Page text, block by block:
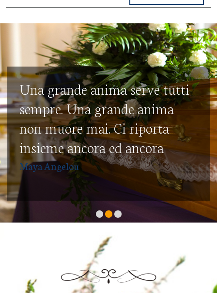
Una grande anima serve tutti
sempre. Una grande anima
non muore mai. Ci riporta
insieme ancora ed ancora
Maya Angelou